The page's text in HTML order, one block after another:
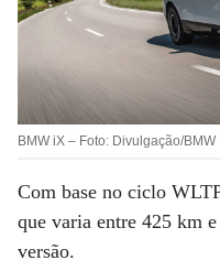
BMW iX – Foto: Divulgação/BMW
Com base no ciclo
que varia entre 425 km
versão.